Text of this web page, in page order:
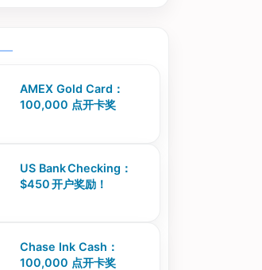
AMEX Gold Card：
100,000 点开卡奖
US Bank Checking：
$450 开户奖励！
Chase Ink Cash：
100,000 点开卡奖